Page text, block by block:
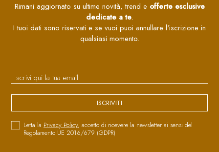
Rimani aggiornato su ultime novità, trend e offerte esclusive
dedicate a te.
I tuoi dati sono riservati e se vuoi puoi annullare l'iscrizione in
qualsiasi momento.
ISCRIVITI
Letta la Privacy Policy, accetto di ricevere la newsletter ai sensi del
Regolamento UE 2016/679 (GDPR)